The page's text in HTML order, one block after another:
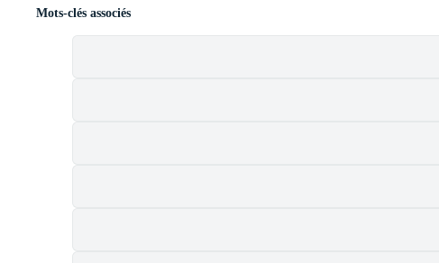
Mots-clés associés